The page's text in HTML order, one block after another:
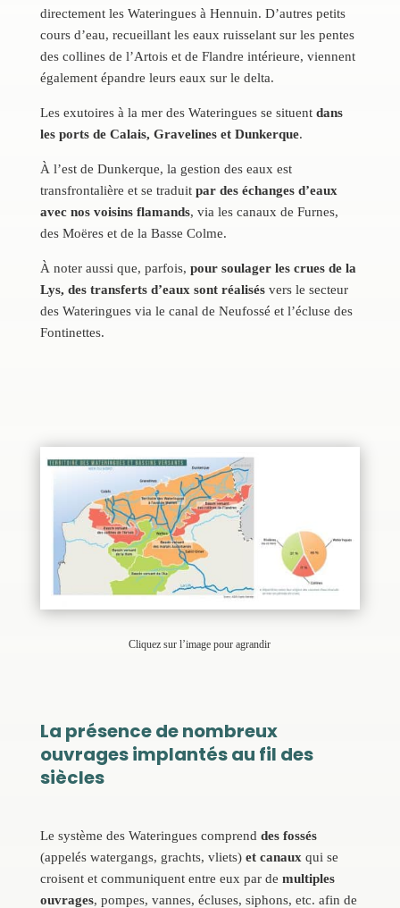
directement les Wateringues à Hennuin. D’autres petits
cours d’eau, recueillant les eaux ruisselant sur les pentes
des collines de l’Artois et de Flandre intérieure, viennent
également épandre leurs eaux sur le delta.
Les exutoires à la mer des Wateringues se situent dans
les ports de Calais, Gravelines et Dunkerque.
À l’est de Dunkerque, la gestion des eaux est
transfrontalière et se traduit par des échanges d’eaux
avec nos voisins flamands, via les canaux de Furnes,
des Moëres et de la Basse Colme.
À noter aussi que, parfois, pour soulager les crues de la
Lys, des transferts d’eaux sont réalisésvers le secteur
des Wateringues via le canal de Neufossé et l’écluse des
Fontinettes.
Cliquez sur l’image pour agrandir
La présence de nombreux
ouvrages implantés au fil des
siècles
Le système des Wateringues comprend des fossés
(appelés watergangs, grachts, vliets) et canaux qui se
croisent et communiquent entre eux par de multiples
ouvrages, pompes, vannes, écluses, siphons, etc. afin de